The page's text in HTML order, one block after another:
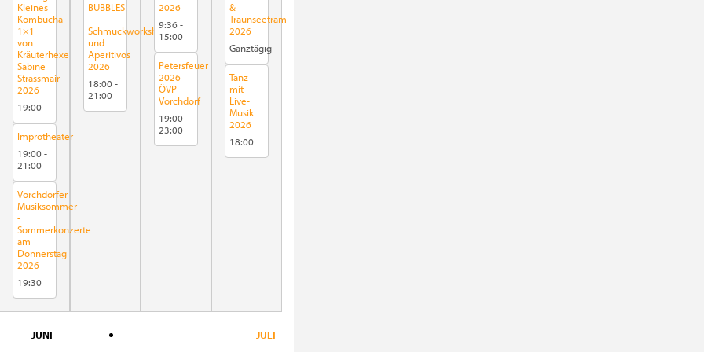
Kleines
Kombucha
1×1
von
Kräuterhexe
Sabine
Strassmair
2026
19:00
Improtheater
19:00-
21:00
Vorchdorfer
Musiksommer
-
Sommerkonzerte
am
Donnerstag
2026
19:30
BUBBLES
-
Schmuckworkshop
und
Aperitivos
2026
18:00-
21:00
2026
9:36-
15:00
Petersfeuer
2026
ÖVP
Vorchdorf
19:00-
23:00
&
Traunseetram
2026
Ganztägig
Tanz
mit
Live-
Musik
2026
18:00
JUNI JULI